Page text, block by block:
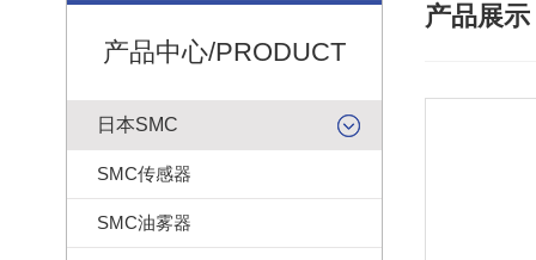
产品中心/PRODUCT
日本SMC
SMC传感器
SMC油雾器
产品展示